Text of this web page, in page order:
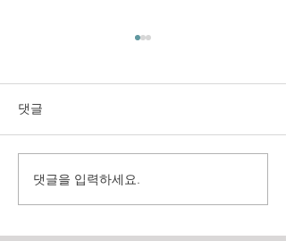
(재)경상북도여성정책개발
원 2025년 고객만족도 조사
댓글
댓글을 입력하세요.